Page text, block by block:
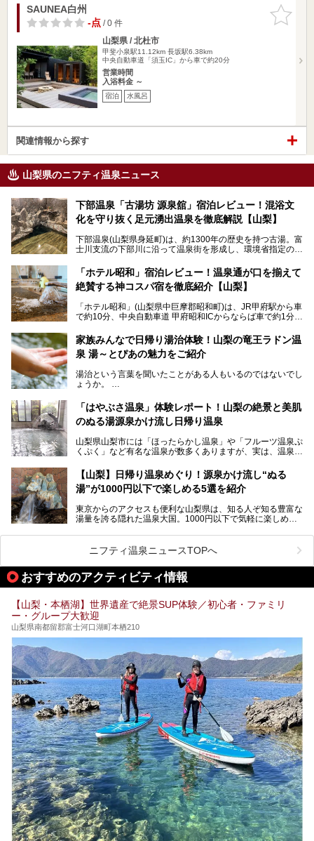
お気に入
りに追加
SAUNEA白州
-点/ 0 件
山梨県 / 北杜市
甲斐小泉駅11.12km 長坂駅6.38km
中央自動車道「須玉IC」から車で約20分
営業時間
入浴料金 ～
宿泊 水風呂
関連情報から探す
山梨県のニフティ温泉ニュース
下部温泉「古湯坊 源泉舘」宿泊レビュー！混浴文
化を守り抜く足元湧出温泉を徹底解説【山梨】
下部温泉(山梨県身延町)は、約1300年の歴史を持つ古湯。富
士川支流の下部川に沿って温泉街を形成し、環境省指定の国
中でも「古湯坊 源泉舘」は、戦国時代に武田信玄公も療養
したと伝えられる名湯の宿。最大の特徴は、令和の現代にお
いても混浴文化が守られ、老若男女の分け隔て一切無く温泉
向にありますが、「古湯坊 源泉舘」では本来あるべき混浴
の姿が保たれている点に注目すべきでしょう。
今回は足元湧出の混浴温泉である「かくし湯大岩風呂」をは
じめ、湯治棟である「別館神泉」を中心に「古湯坊 源泉
舘」の全貌を徹底紹介します。
「ホテル昭和」宿泊レビュー！温泉通が口を揃えて
絶賛する神コスパ宿を徹底紹介【山梨】
「ホテル昭和」(山梨県中巨摩郡昭和町)は、JR甲府駅から車
で約10分、中央自動車道 甲府昭和ICからならば車で約1分の
から、一人泊でも6,000円台から宿泊可能です。
しかし、最大の魅力は“温泉そのもの”でしょう。自家源泉を
統の単純温泉は、入浴すると実にサッパリ爽快。日帰り入浴
不可なこともあり、全国の温泉ファンがこの温泉を求めて
では循環濾過の沸かし湯が一般的ですが、ここは本物の極上
温泉。まさに価格破壊と言えるクオリティです。
室や無料朝食などをご紹介。温泉通が口を揃えて絶賛する神
コスパ宿の全貌を徹底解説します！
家族みんなで日帰り湯治体験！山梨の竜王ラドン温
泉 湯～とぴあの魅力をご紹介
湯治という言葉を聞いたことがある人もいるのではないでし
ょうか。
なかなか体験できない、湯治体験が日帰りでできる温浴施設
が山梨にあります。
ぴあ」の魅力をご紹介します。
提供元：株式会社湯ーとぴあ【PR】
この記事は株式会社湯ーとぴあのPRレポート記事です。
「はやぶさ温泉」体験レポート！山梨の絶景と美肌
のぬる湯源泉かけ流し日帰り温泉
山梨県山梨市には「ほったらかし温泉」や「フルーツ温泉ぷ
くぷく」など有名な温泉が数多くありますが、実は、温泉マ
です。今回紹介する「はやぶさ温泉」も、そのひとつ。温泉
はもちろん、絶景や地元食材を活かしたグルメも堪能できま
す。
します。
【山梨】日帰り温泉めぐり！源泉かけ流し“ぬる
湯”が1000円以下で楽しめる5選を紹介
東京からのアクセスも便利な山梨県は、知る人ぞ知る豊富な
湯量を誇る隠れた温泉大国。1000円以下で気軽に楽しめ
も、これからの季節に嬉しい、じんわりと体の芯まで温ま
る“ぬる湯”が豊富なのも魅力。今回は、湯質も抜群で心ゆく
までリラックスできる山梨のお得な日帰り温泉を、実際体験
した感想と共に紹介します。
※ぬる湯とは35℃～39℃程度の体温に近いぬるめ温泉のこ
ニフティ温泉ニュースTOPへ
おすすめのアクティビティ情報
【山梨・本栖湖】世界遺産で絶景SUP体験／初心者・ファミリ
ー・グループ大歓迎
山梨県南都留郡富士河口湖町本栖210